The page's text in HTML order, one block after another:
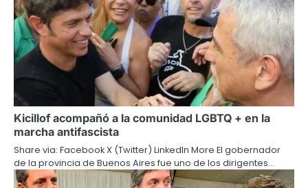
Kicillof acompañó a la comunidad LGBTQ + en la
marcha antifascista
Share via: Facebook X (Twitter) LinkedIn More El gobernador
de la provincia de Buenos Aires fue uno de los dirigentes…